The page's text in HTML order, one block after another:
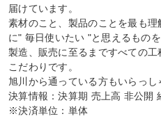
届けています。
素材のこと、製品のことを最も
に" 毎日使いたい "と思えるもの
製造、販売に至るまですべての
こだわりです。
旭川から通っている方もいらっし
決算情報：決算期 売上高 非公開
※決済単位：単体